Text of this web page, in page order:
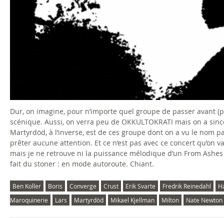
Dur, on imagine, pour n’importe quel groupe de passer avant
scénique. Aussi, on verra peu de OKKULTOKRATI mais on a
Martyrdöd, à l’inverse, est de ces groupe dont on a vu le nom
prêter aucune attention. Et ce n’est pas avec ce concert
mais je ne retrouve ni la puissance mélodique d’un From
fait du stoner : en mode autoroute. Chiant.
Ben Koller Boris Converge Crust Erik Svarte Fredrik Reinedahl
Maroquinerie
Lars Martyrdöd Mikael Kjellman Milton Nate Newton